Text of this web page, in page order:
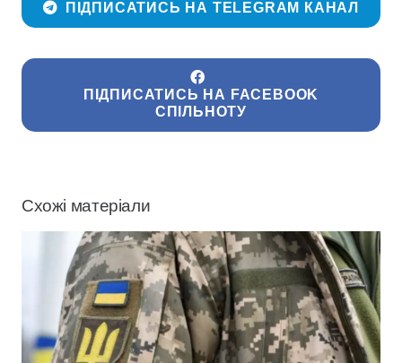
ПІДПИСАТИСЬ НА TELEGRAM КАНАЛ
ПІДПИСАТИСЬ НА FACEBOOK
СПІЛЬНОТУ
Схожі матеріали